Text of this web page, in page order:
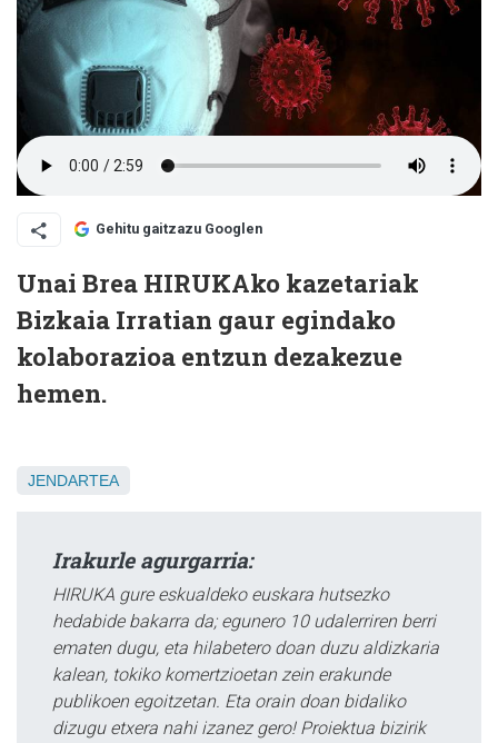
Gehitu gaitzazu Googlen
Unai Brea HIRUKAko kazetariak
Bizkaia Irratian gaur egindako
kolaborazioa entzun dezakezue
hemen.
JENDARTEA
Irakurle agurgarria:
HIRUKA gure eskualdeko euskara hutsezko
hedabide bakarra da; egunero 10 udalerriren berri
ematen dugu, eta hilabetero doan duzu aldizkaria
kalean, tokiko komertzioetan zein erakunde
publikoen egoitzetan. Eta orain doan bidaliko
dizugu etxera nahi izanez gero! Proiektua bizirik